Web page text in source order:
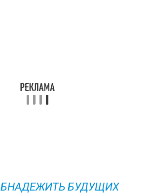
БУДУЩИХ